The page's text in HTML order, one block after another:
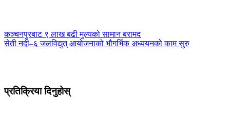
कञ्चनपुरबाट ९ लाख बढी मुल्यको सामान बरामद
सेती नदी–६ जलविद्युत् आयोजनाको भौगर्भिक अध्ययनको काम सुरु
प्रतिक्रिया दिनुहोस्